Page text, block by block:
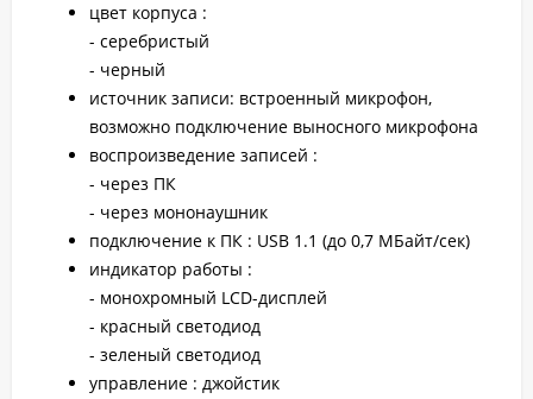
цвет корпуса :
- серебристый
- черный
источник записи: встроенный микрофон,
возможно подключение выносного микрофона
воспроизведение записей :
- через ПК
- через мононаушник
подключение к ПК : USB 1.1 (до 0,7 МБайт/сек)
индикатор работы :
- монохромный LCD-дисплей
- красный светодиод
- зеленый светодиод
управление : джойстик